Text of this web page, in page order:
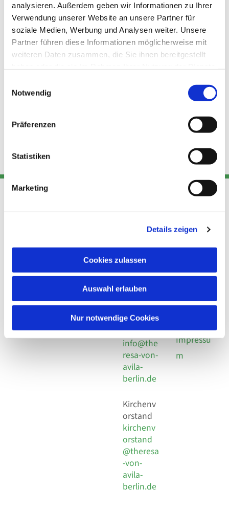
analysieren. Außerdem geben wir Informationen zu Ihrer
Verwendung unserer Website an unsere Partner für
soziale Medien, Werbung und Analysen weiter. Unsere
Partner führen diese Informationen möglicherweise mit
weiteren Daten zusammen, die Sie ihnen bereitgestellt
Notwendig
Präferenzen
Statistiken
Marketing
Details zeigen
Cookies zulassen
Auswahl erlauben
Nur notwendige Cookies
Adresse
Kirchengemeinde Pfarrei
Hl. Theresa von Avila Berlin
Nordost
Leitender Pfarrer - Norbert
Pomplun
13086 Berlin
Kont
Telefon
+49 30
924 64 28
30 924 54
18
E-Mail
info@the
resa-von-
avila-
berlin.de
Kirchenv
orstand
kirchenv
orstand
@theresa
-von-
avila-
berlin.de
Links
Datensch
Datensch
Social
Impressu
m